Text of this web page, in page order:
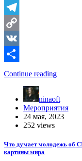
Telegram
Copy
Link
VK
Отправить
Continue reading
ninaoft
Мероприятия
24 мая, 2023
252 views
Что думает молодежь об
картины мира